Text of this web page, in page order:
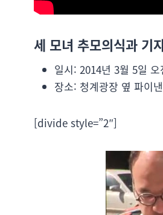
세 모녀 추모의식과 기
일시: 2014년 3월 5일 오
장소: 청계광장 옆 파이
[divide style=”2″]